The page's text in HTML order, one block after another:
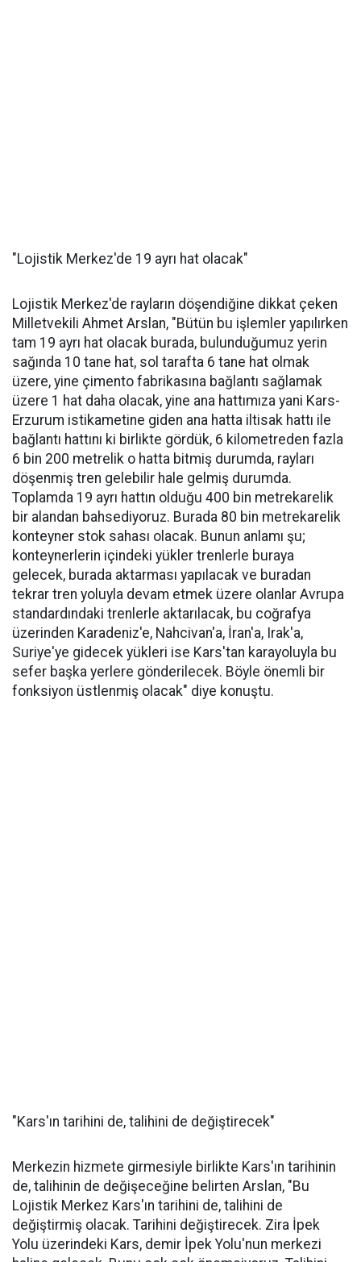
"Lojistik Merkez'de 19 ayrı hat olacak"
Lojistik Merkez'de rayların döşendiğine dikkat çeken
Milletvekili Ahmet Arslan, "Bütün bu işlemler yapılırken
tam 19 ayrı hat olacak burada, bulunduğumuz yerin
sağında 10 tane hat, sol tarafta 6 tane hat olmak
üzere, yine çimento fabrikasına bağlantı sağlamak
üzere 1 hat daha olacak, yine ana hattımıza yani Kars-
Erzurum istikametine giden ana hatta iltisak hattı ile
bağlantı hattını ki birlikte gördük, 6 kilometreden fazla
6 bin 200 metrelik o hatta bitmiş durumda, rayları
döşenmiş tren gelebilir hale gelmiş durumda.
Toplamda 19 ayrı hattın olduğu 400 bin metrekarelik
bir alandan bahsediyoruz. Burada 80 bin metrekarelik
konteyner stok sahası olacak. Bunun anlamı şu;
konteynerlerin içindeki yükler trenlerle buraya
gelecek, burada aktarması yapılacak ve buradan
tekrar tren yoluyla devam etmek üzere olanlar Avrupa
standardındaki trenlerle aktarılacak, bu coğrafya
üzerinden Karadeniz'e, Nahcivan'a, İran'a, Irak'a,
Suriye'ye gidecek yükleri ise Kars'tan karayoluyla bu
sefer başka yerlere gönderilecek. Böyle önemli bir
fonksiyon üstlenmiş olacak" diye konuştu.
"Kars'ın tarihini de, talihini de değiştirecek"
Merkezin hizmete girmesiyle birlikte Kars'ın tarihinin
de, talihinin de değişeceğine belirten Arslan, "Bu
Lojistik Merkez Kars'ın tarihini de, talihini de
değiştirmiş olacak. Tarihini değiştirecek. Zira İpek
Yolu üzerindeki Kars, demir İpek Yolu'nun merkezi